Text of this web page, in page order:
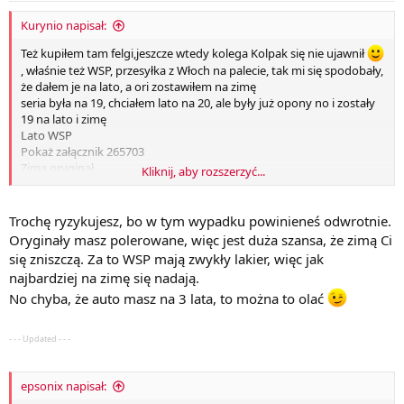
Kurynio napisał:
Też kupiłem tam felgi,jeszcze wtedy kolega Kolpak się nie ujawnił
, właśnie też WSP, przesyłka z Włoch na palecie, tak mi się spodobały,
że dałem je na lato, a ori zostawiłem na zimę
seria była na 19, chciałem lato na 20, ale były już opony no i zostały
19 na lato i zimę
Lato WSP
Pokaż załącznik 265703
Zima oryginał
Pokaż załącznik 265704
Kliknij, aby rozszerzyć...
Trochę ryzykujesz, bo w tym wypadku powinieneś odwrotnie.
Oryginały masz polerowane, więc jest duża szansa, że zimą Ci
się zniszczą. Za to WSP mają zwykły lakier, więc jak
najbardziej na zimę się nadają.
No chyba, że auto masz na 3 lata, to można to olać
- - - Updated - - -
epsonix napisał: